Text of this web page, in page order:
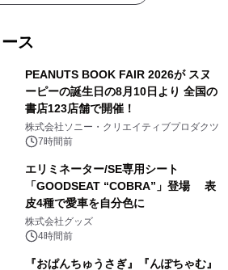
ス
PEANUTS BOOK FAIR 2026が スヌ
ーピーの誕生日の8月10日より 全国の
書店123店舗で開催！
株式会社ソニー・クリエイティブプロダクツ
7時間前
エリミネーター/SE専用シート
「GOODSEAT “COBRA”」登場 表
皮4種で愛車を自分色に
株式会社グッズ
4時間前
『おぱんちゅうさぎ』『んぽちゃむ』